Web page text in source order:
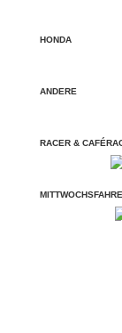
HONDA
ANDERE
RACER &